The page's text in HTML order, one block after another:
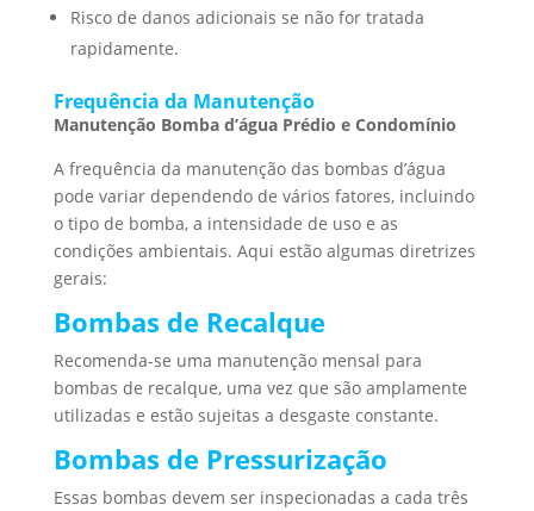
Risco de danos adicionais se não for tratada
rapidamente.
Frequência da Manutenção
Manutenção Bomba d’água Prédio e Condomínio
A frequência da manutenção das bombas d’água
pode variar dependendo de vários fatores, incluindo
o tipo de bomba, a intensidade de uso e as
condições ambientais. Aqui estão algumas diretrizes
gerais:
Bombas de Recalque
Recomenda-se uma manutenção mensal para
bombas de recalque, uma vez que são amplamente
utilizadas e estão sujeitas a desgaste constante.
Bombas de Pressurização
Essas bombas devem ser inspecionadas a cada três